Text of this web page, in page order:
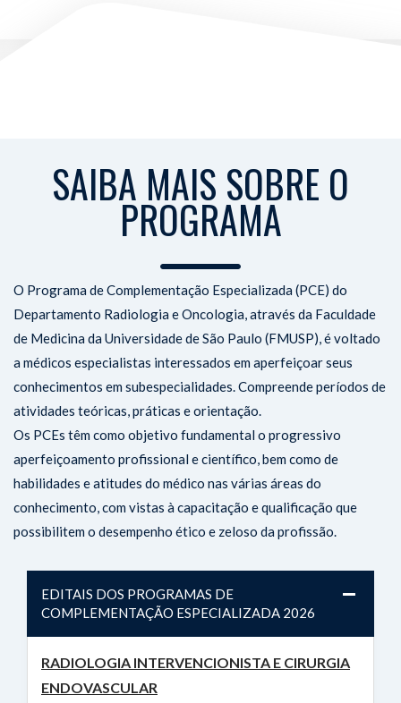
SAIBA MAIS SOBRE O
PROGRAMA
O Programa de Complementação Especializada (PCE) do
Departamento Radiologia e Oncologia, através da Faculdade
de Medicina da Universidade de São Paulo (FMUSP), é voltado
a médicos especialistas interessados em aperfeiçoar seus
conhecimentos em subespecialidades. Compreende períodos de
atividades teóricas, práticas e orientação.
Os PCEs têm como objetivo fundamental o progressivo
aperfeiçoamento profissional e científico, bem como de
habilidades e atitudes do médico nas várias áreas do
conhecimento, com vistas à capacitação e qualificação que
possibilitem o desempenho ético e zeloso da profissão.
EDITAIS DOS PROGRAMAS DE
COMPLEMENTAÇÃO ESPECIALIZADA 2026
RADIOLOGIA INTERVENCIONISTA E CIRURGIA
ENDOVASCULAR